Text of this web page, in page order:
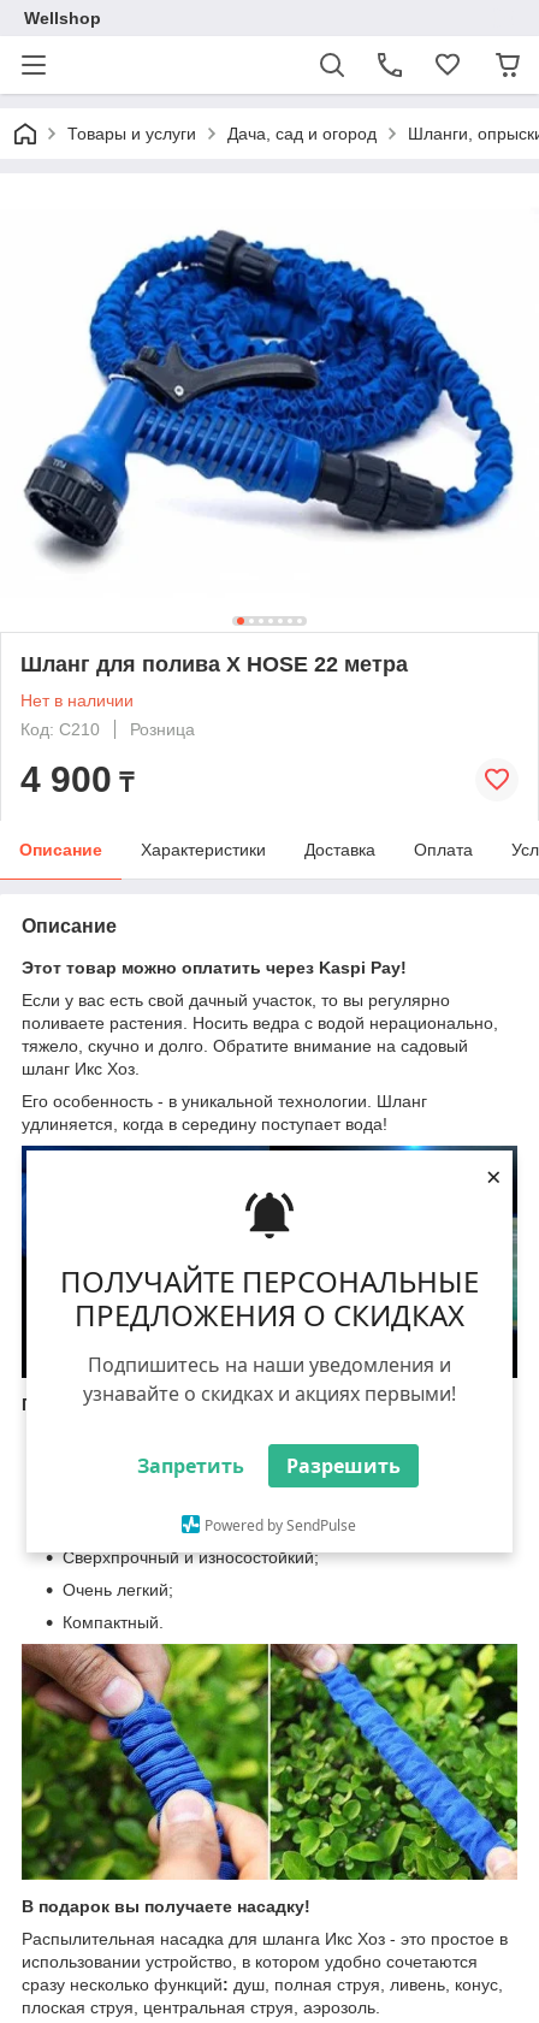
ПОЛУЧАЙТЕ ПЕРСОНАЛЬНЫЕ
ПРЕДЛОЖЕНИЯ О СКИДКАХ
Подпишитесь на наши уведомления и
узнавайте о скидках и акциях первыми!
Запретить Разрешить
Powered by SendPulse
×
Wellshop
Товары и услуги Дача, сад и огород Шланги,
Шланг для полива X HOSE 22 метра
Нет в наличии
Код: C210
Розница
4 900 ₸
Описание Характеристики Доставка Оплата
Описание
Этот товар можно оплатить через Kaspi Pay!
Если у вас есть свой дачный участок, то вы регулярно
поливаете растения. Носить ведра с водой нерационально,
тяжело, скучно и долго. Обратите внимание на садовый
шланг Икс Хоз.
Его особенность - в уникальной технологии. Шланг
удлиняется, когда в середину поступает вода!
Преимущества:
Автоматически возвращается в исходный размер;
Не перекручивается, не заламывается, не путается;
Сверхпрочный и износостойкий;
Очень легкий;
Компактный.
В подарок вы получаете насадку!
Распылительная насадка для шланга Икс Хоз - это простое в
использовании устройство, в котором удобно сочетаются
сразу несколько функций: душ, полная струя, ливень, конус,
плоская струя, центральная струя, аэрозоль.